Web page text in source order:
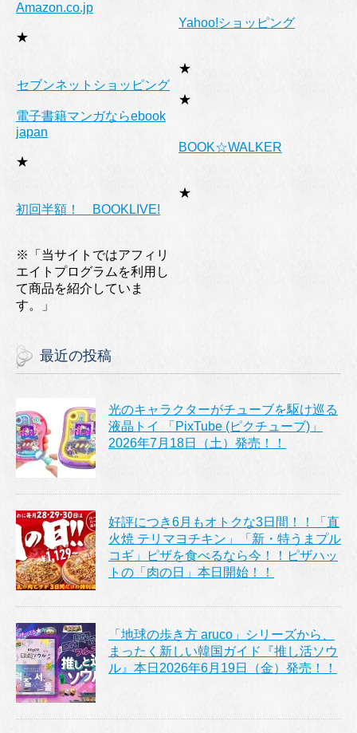
Amazon.co.jp
★
Yahoo!ショッピング
★
セブンネットショッピング
★
電子書籍マンガならebook
japan
★
BOOK☆WALKER
★
初回半額！ BOOKLIVE!
※「当サイトではアフィリ
エイトプログラムを利用し
て商品を紹介していま
す。」
最近の投稿
光のキャラクターがチューブを駆け巡る
液晶トイ 「PixTube (ピクチューブ)」
2026年7月18日（土）発売！！
好評につき6月もオトクな3日間！！「直
火焼 テリマヨチキン」「新・特うまプル
コギ」ピザを食べるなら今！！ピザハッ
トの「肉の日」本日開始！！
「地球の歩き方 aruco」シリーズから、
まったく新しい韓国ガイド『推し活ソウ
ル』本日2026年6月19日（金）発売！！